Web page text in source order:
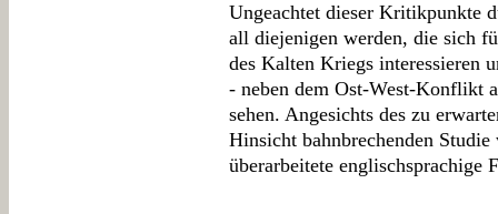
Ungeachtet dieser Kritikpunkte
all diejenigen werden, die sich
des Kalten Kriegs interessieren
- neben dem Ost-West-Konflikt
sehen. Angesichts des zu
Hinsicht bahnbrechenden
überarbeitete englischsprachige